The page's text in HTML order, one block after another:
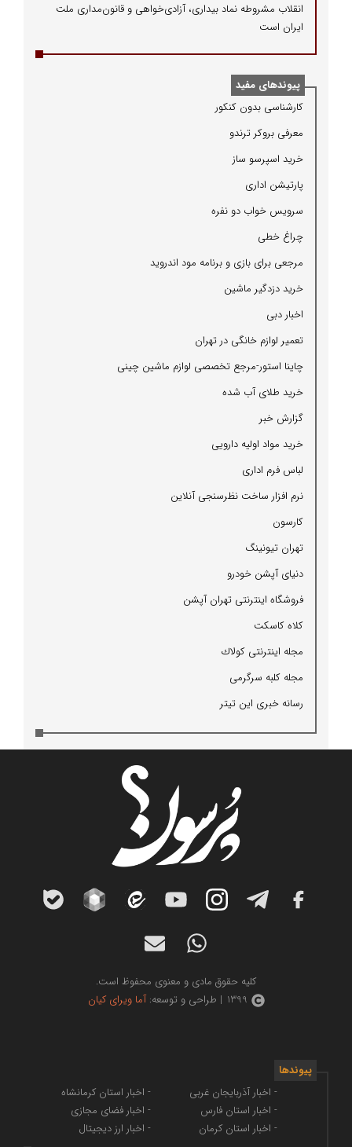
انقلاب مشروطه نماد بیداری، آزادی‌خواهی و قانون‌مداری ملت
ایران است
پیوندهای مفید
كارشناسی بدون كنكور
معرفی بروكر ترندو
خرید اسپرسو ساز
پارتیشن اداری
سرویس خواب دو نفره
چراغ خطی
مرجعی برای بازی و برنامه مود اندروید
خرید دزدگیر ماشین
اخبار دبی
تعمیر لوازم خانگی در تهران
چاینا استور-مرجع تخصصی لوازم ماشین چینی
خرید طلای آب شده
گزارش خبر
خرید مواد اولیه دارویی
لباس فرم اداری
نرم افزار ساخت نظرسنجی آنلاین
كارسون
تهران تیونینگ
دنیای آپشن خودرو
فروشگاه اینترنتی تهران آپشن
كلاه كاسكت
مجله اینترنتی كولاك
مجله كلبه سرگرمی
رسانه خبری این تیتر
کلیه حقوق مادی و معنوی محفوظ است.
1399 | طراحی و توسعه:
آما ویرای کیان
پیوندها
- اخبار آذربایجان غربی
- اخبار استان فارس
- اخبار استان کرمان
- اخبار استان کرمانشاه
- اخبار فضای مجازی
- اخبار ارز دیجیتال